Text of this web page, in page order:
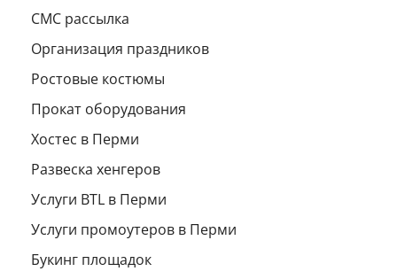
СМС рассылка
Организация праздников
Ростовые костюмы
Прокат оборудования
Хостес в Перми
Развеска хенгеров
Услуги BTL в Перми
Услуги промоутеров в Перми
Букинг площадок